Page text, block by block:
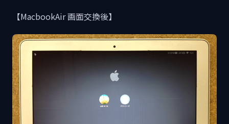
【MacbookAir 画面交換後】